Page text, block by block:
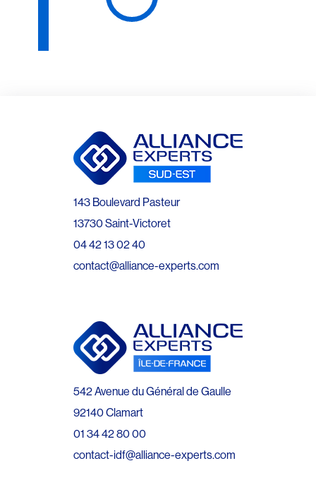
143 Boulevard Pasteur
13730 Saint-Victoret
04 42 13 02 40
contact@alliance-experts.com
542 Avenue du Général de Gaulle
92140 Clamart
01 34 42 80 00
contact-idf@alliance-experts.com